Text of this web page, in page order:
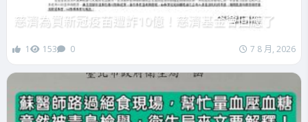
慈濟為買新冠疫苗遭詐10億！慈濟基金會回應了
1 153 0 7 8 月, 2026